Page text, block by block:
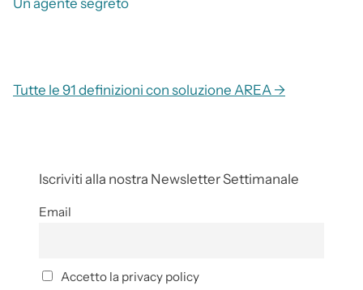
Un agente segreto
Tutte le 91 definizioni con soluzione AREA →
Iscriviti alla nostra Newsletter Settimanale
Email
Accetto la privacy policy